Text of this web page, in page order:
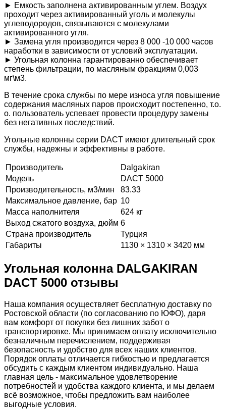
► Емкость заполнена активированным углем. Воздух
проходит через активированный уголь и молекулы
углеводородов, связываются с молекулами
активированного угля.
► Замена угля производится через 8 000 -10 000 часов
наработки в зависимости от условий эксплуатации.
► Угольная колонна гарантированно обеспечивает
степень фильтрации, по масляным фракциям 0,003
мг\м3.
В течение срока службы по мере износа угля повышение
содержания масляных паров происходит постепенно, т.о.
о. пользователь успевает провести процедуру замены
без негативных последствий.
Угольные колонны серии DACT имеют длительный срок
службы, надежны и эффективны в работе.
Производитель
Dalgakiran
Модель
DACT 5000
Производительность, м3/мин
83.33
Максимальное давление, бар 10
Масса наполнителя
624 кг
Выход сжатого воздуха, дюйм 6
Страна производитель
Турция
Габариты
1130 × 1310 × 3420 мм
Угольная колонна DALGAKIRAN
DACT 5000 отзывы
Наша компания осуществляет бесплатную доставку по
Ростовской области (по согласованию по ЮФО), даря
вам комфорт от покупки без лишних забот о
транспортировке. Мы принимаем оплату исключительно
безналичным перечислением, поддерживая
безопасность и удобство для всех наших клиентов.
Порядок оплаты отличается гибкостью и предлагается
обсудить с каждым клиентом индивидуально. Наша
главная цель - максимальное удовлетворение
потребностей и удобства каждого клиента, и мы делаем
всё возможное, чтобы предложить вам наиболее
выгодные условия.